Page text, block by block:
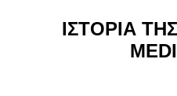
ΙΣΤΟΡΙΑ